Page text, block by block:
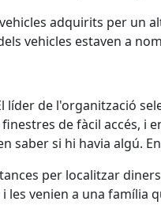
adquirits per un
vehicles estaven a
de l'organització
de fàcil accés, i
saber si hi havia algú.
per localitzar
les venien a una família